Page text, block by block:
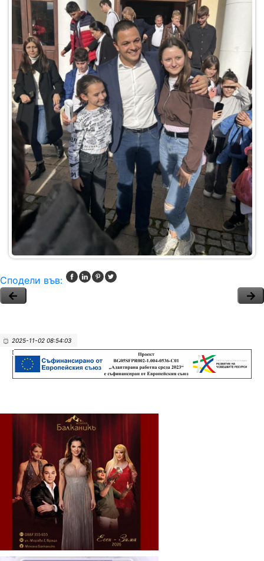
Сподели във:
2025-11-02 08:54:03